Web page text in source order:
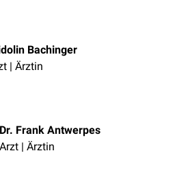
Bachinger
| Ärztin
Dr. Frank Antwerpes
Arzt | Ärztin